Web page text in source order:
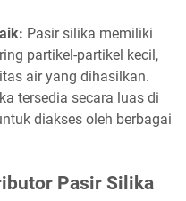
Pasir silika memiliki
partikel-partikel kecil,
air yang dihasilkan.
tersedia secara luas di
diakses oleh berbagai
Pasir Silika